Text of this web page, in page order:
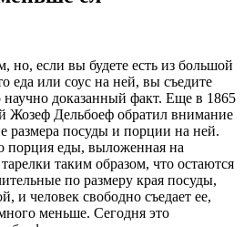
но, если вы будете есть из большой
еда или соус на ней, вы съедите
доказанный факт. Еще в 1865
Жозеф Дельбоеф обратил внимание
размера посуды и порции на ней.
порция еды, выложенная на
таким образом, что остаются
по размеру края посуды,
и человек свободно съедает ее,
меньше. Сегодня это